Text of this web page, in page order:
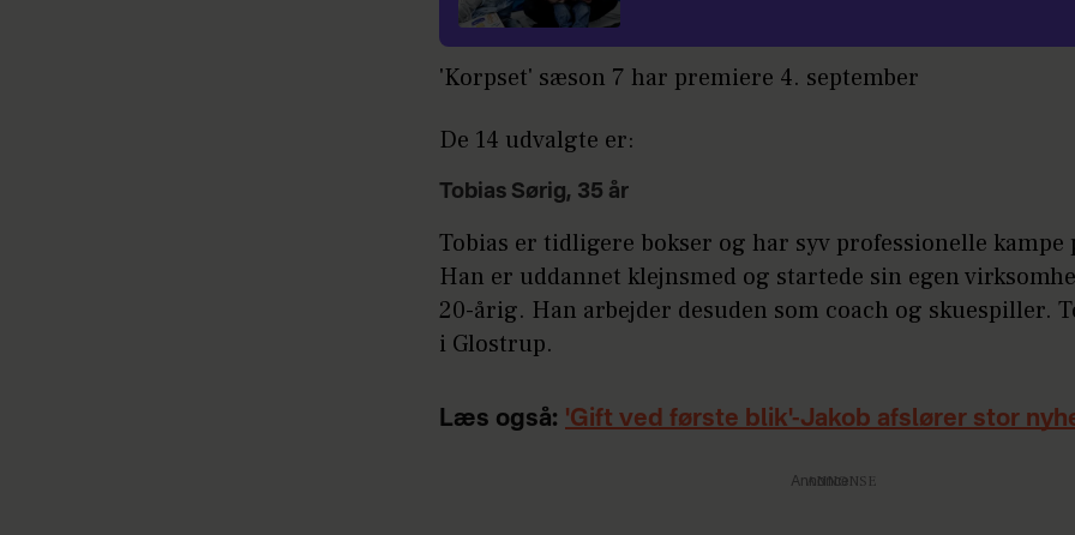
'Korpset' sæson 7 har premiere 4. september
De 14 udvalgte er:
Tobias Sørig, 35 år
Tobias er tidligere bokser og har syv professionelle kampe
Han er uddannet klejnsmed og startede sin egen
20-årig. Han arbejder desuden som coach og skuespiller.
i Glostrup.
Læs også: 'Gift ved første blik'-Jakob afslører stor
Annonce